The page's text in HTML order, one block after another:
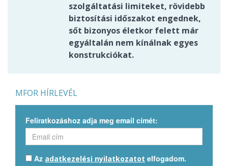
szolgáltatási limiteket, rövidebb
biztosítási időszakot engednek,
sőt bizonyos életkor felett már
egyáltalán nem kínálnak egyes
konstrukciókat.
MFOR HÍRLEVÉL
Feliratkozáshoz adja meg email címét:
Az adatkezelési nyilatkozatot elfogadom.